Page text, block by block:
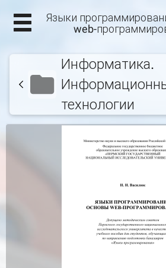
Языки
web-
Информатика.
технологии